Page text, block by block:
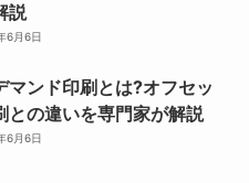
説
6月6日
マンド印刷とは?オフセッ
との違いを専門家が解説
6月6日